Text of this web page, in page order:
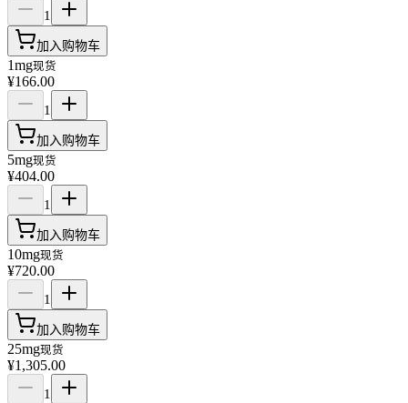
1
加入购物车
1mg现货
¥166.00
1
加入购物车
5mg现货
¥404.00
1
加入购物车
10mg现货
¥720.00
1
加入购物车
25mg现货
¥1,305.00
1